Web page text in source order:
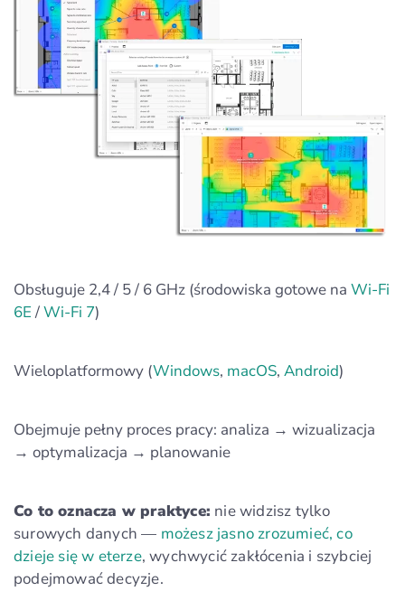
Obsługuje 2,4 / 5 / 6 GHz (środowiska gotowe na Wi‑Fi
6E/Wi‑Fi 7)
Wieloplatformowy (Windows, macOS, Android)
Obejmuje pełny proces pracy: analiza → wizualizacja
→ optymalizacja → planowanie
Co to oznacza w praktyce: nie widzisz tylko
surowych danych — możesz jasno zrozumieć, co
dzieje się w eterze, wychwycić zakłócenia i szybciej
podejmować decyzje.